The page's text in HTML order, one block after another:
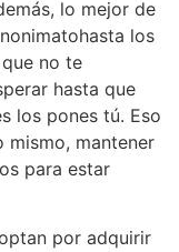
lo mejor de
los
no te
hasta que
los pones tú. Eso
mismo, mantener
para estar
por adquirir